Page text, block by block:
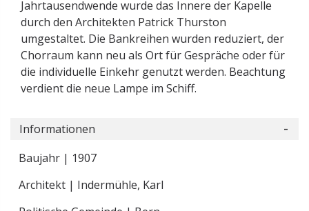
Jahrtausendwende wurde das Innere der Kapelle
durch den Architekten Patrick Thurston
umgestaltet. Die Bankreihen wurden reduziert, der
Chorraum kann neu als Ort für Gespräche oder für
die individuelle Einkehr genutzt werden. Beachtung
verdient die neue Lampe im Schiff.
Informationen
Baujahr | 1907
Architekt | Indermühle, Karl